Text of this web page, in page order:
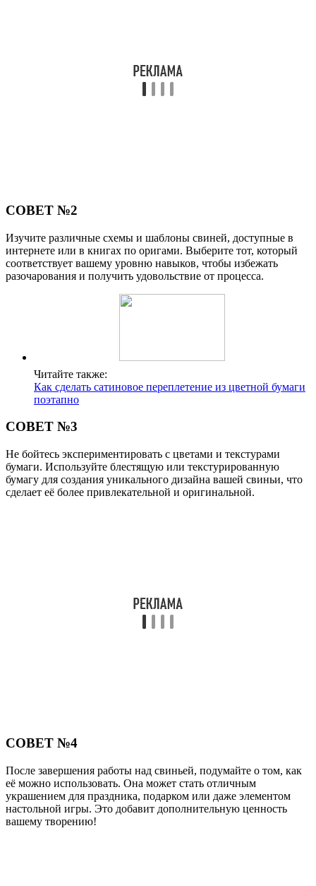
СОВЕТ №2
Изучите различные схемы и шаблоны свиней, доступные в
интернете или в книгах по оригами. Выберите тот, который
соответствует вашему уровню навыков, чтобы избежать
разочарования и получить удовольствие от процесса.
Читайте также:
Как сделать сатиновое переплетение из цветной бумаги
поэтапно
СОВЕТ №3
Не бойтесь экспериментировать с цветами и текстурами
бумаги. Используйте блестящую или текстурированную
бумагу для создания уникального дизайна вашей свиньи, что
сделает её более привлекательной и оригинальной.
СОВЕТ №4
После завершения работы над свиньей, подумайте о том, как
её можно использовать. Она может стать отличным
украшением для праздника, подарком или даже элементом
настольной игры. Это добавит дополнительную ценность
вашему творению!